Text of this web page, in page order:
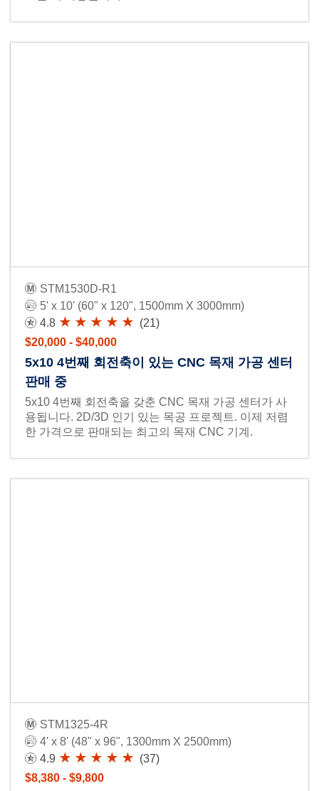
STM1530D-R1
5' x 10' (60" x 120", 1500mm X 3000mm)
4.8
(21)
$20,000 - $40,000
5x10 4번째 회전축이 있는 CNC 목재 가공 센터
판매 중
5x10 4번째 회전축을 갖춘 CNC 목재 가공 센터가 사
용됩니다. 2D/3D 인기 있는 목공 프로젝트. 이제 저렴
한 가격으로 판매되는 최고의 목재 CNC 기계.
STM1325-4R
4' x 8' (48" x 96", 1300mm X 2500mm)
4.9
(37)
$8,380 - $9,800